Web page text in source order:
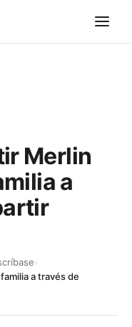
Merlin
a
›
a través de